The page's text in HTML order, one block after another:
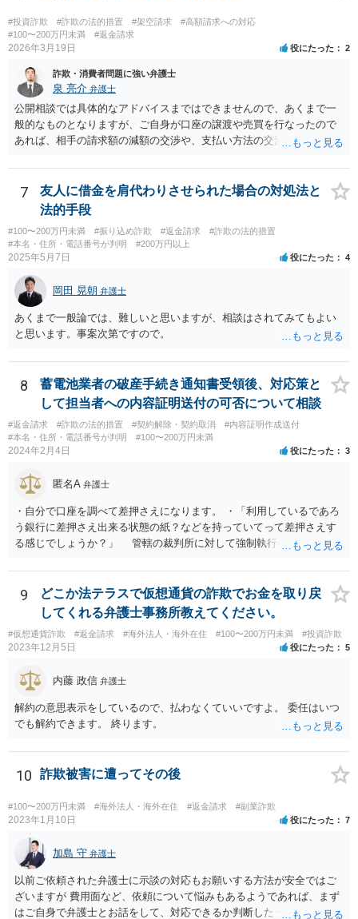
#投資詐欺 #詐欺の法的措置 #架空請求
#高額請求への対応
#100〜200万円未満
#返金請求
2026年3月19日 役にたった 2
詐欺・消費者問題に強い弁護士
泉 亮介 弁護士
公開相談では具体的なアドバイスまではできませんので、あくまで一
般的なものとなりますが、ご自身が口座の譲渡や売買を行なったので
あれば、相手の請求額の減額の交渉や、支払い方法の交渉をしていく
7
友人に借金を肩代わりさせられた場合の対処法と
法的手段
#100〜200万円未満 #振り込め詐欺 #返金請求
#詐欺の法的措置
#本名・住所・電話番号が判明
#200万円以上
2025年5月7日 役にたった 4
岡田 晃朝 弁護士
あくまで一般論では、難しいと思いますが、相談はされてみてもよい
と思います。事案次第ですので。
8
蓄電池業者の破産手続き通知書受領後、対応策と
して担当者への内容証明送付の可否について相談
#返金請求 #詐欺の法的措置 #契約解除・契約取消
#内容証明作成送付
#本名・住所・電話番号が判明
#100〜200万円未満
2024年2月4日 役にたった 3
匿名A 弁護士
・自分で口座を調べて差押さえになります。 ・「利用しているであろ
う銀行に差押さえ出来る状態の紙？などを持っていてって差押さえす
る感じでしょうか？」 管轄の裁判所に対して強制執行を申し立てる
係で、法的手続きに乗せるのはあまりおすすめできません。 任意交渉
での回収を検討すべきだと思われます。ご自身で難しい場合は、費用
負担を踏まえたうえでということにはなりますが、弁護士に助力を得
ることをお考え下さい。
9
どこか法テラスで仮想通貨の詐欺でお金を取り戻
してくれる弁護士事務所教えてください。
#仮想通貨詐欺 #返金請求 #海外法人・海外在住 #100〜200万円未満 #投資詐欺
2023年12月5日 役にたった 5
内藤 政信 弁護士
解約の意思表示をしているので、払わなくていいですよ。 委任はいつ
でも解約できます。 終ります。
10 詐欺被害に遭ってその後
#100〜200万円未満 #海外法人・海外在住 #返金請求 #副業詐欺
2023年1月10日 役にたった 7
加島 守 弁護士
以前ご依頼された弁護士に示談の対応もお願いする方法が安全ではご
ざいますが 費用面など、依頼について悩みもあるようであれば、まず
はご自身で弁護士とお話をして、対応できるか判断したうえで、 弁護